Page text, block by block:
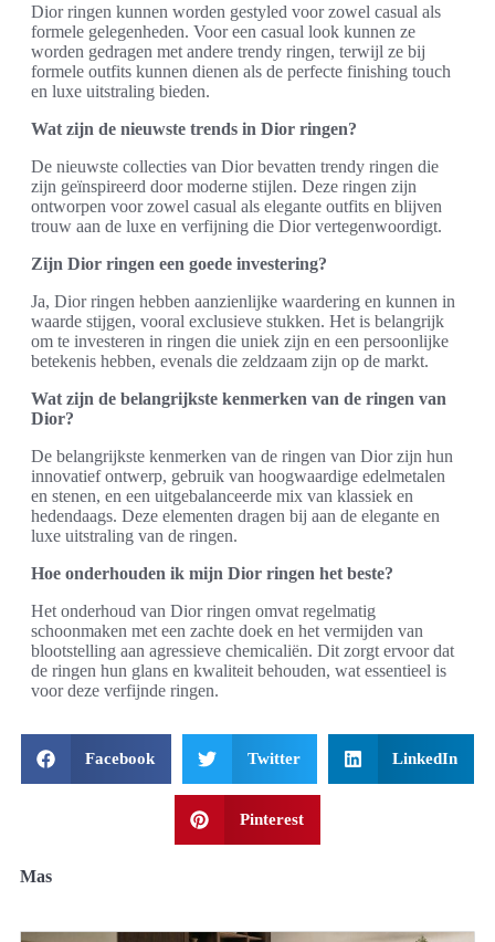
Dior ringen kunnen worden gestyled voor zowel casual als
formele gelegenheden. Voor een casual look kunnen ze
worden gedragen met andere trendy ringen, terwijl ze bij
formele outfits kunnen dienen als de perfecte finishing touch
en luxe uitstraling bieden.
Wat zijn de nieuwste trends in Dior ringen?
De nieuwste collecties van Dior bevatten trendy ringen die
zijn geïnspireerd door moderne stijlen. Deze ringen zijn
ontworpen voor zowel casual als elegante outfits en blijven
trouw aan de luxe en verfijning die Dior vertegenwoordigt.
Zijn Dior ringen een goede investering?
Ja, Dior ringen hebben aanzienlijke waardering en kunnen in
waarde stijgen, vooral exclusieve stukken. Het is belangrijk
om te investeren in ringen die uniek zijn en een persoonlijke
betekenis hebben, evenals die zeldzaam zijn op de markt.
Wat zijn de belangrijkste kenmerken van de ringen van
Dior?
De belangrijkste kenmerken van de ringen van Dior zijn hun
innovatief ontwerp, gebruik van hoogwaardige edelmetalen
en stenen, en een uitgebalanceerde mix van klassiek en
hedendaags. Deze elementen dragen bij aan de elegante en
luxe uitstraling van de ringen.
Hoe onderhouden ik mijn Dior ringen het beste?
Het onderhoud van Dior ringen omvat regelmatig
schoonmaken met een zachte doek en het vermijden van
blootstelling aan agressieve chemicaliën. Dit zorgt ervoor dat
de ringen hun glans en kwaliteit behouden, wat essentieel is
voor deze verfijnde ringen.
Facebook Twitter LinkedIn
Pinterest
Mas